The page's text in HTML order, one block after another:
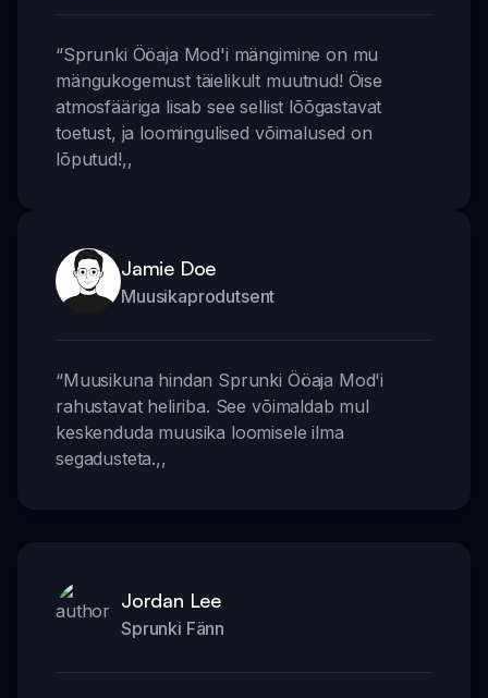
“Sprunki Ööaja Mod'i mängimine on mu
mängukogemust täielikult muutnud! Öise
atmosfääriga lisab see sellist lõõgastavat
toetust, ja loomingulised võimalused on
lõputud!,,
Jamie Doe
Muusikaprodutsent
“Muusikuna hindan Sprunki Ööaja Mod'i
rahustavat heliriba. See võimaldab mul
keskenduda muusika loomisele ilma
segadusteta.,,
Jordan Lee
Sprunki Fänn